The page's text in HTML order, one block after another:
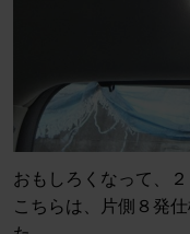
おもしろくなって、
こちらは、片側８発